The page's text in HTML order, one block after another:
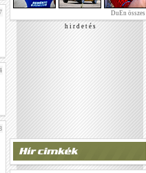
DuEn összes
h i r d e t é s